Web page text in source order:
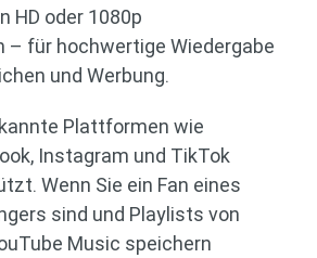
HD oder 1080p
– für hochwertige Wiedergabe
und Werbung.
Plattformen wie
Instagram und TikTok
Wenn Sie ein Fan eines
sind und Playlists von
Music speichern